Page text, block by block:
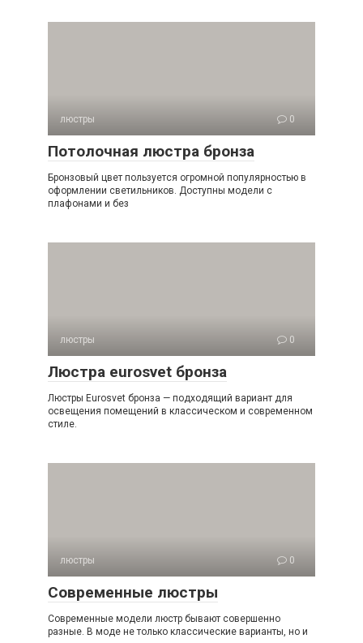
люстры 0
Потолочная люстра бронза
Бронзовый цвет пользуется огромной популярностью в
оформлении светильников. Доступны модели с
плафонами и без
люстры 0
Люстра eurosvet бронза
Люстры Eurosvet бронза — подходящий вариант для
освещения помещений в классическом и современном
стиле.
люстры 0
Современные люстры
Современные модели люстр бывают совершенно
разные. В моде не только классические варианты, но и